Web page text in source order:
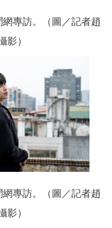
專訪。（圖／記者趙
影）
專訪。（圖／記者趙
影）